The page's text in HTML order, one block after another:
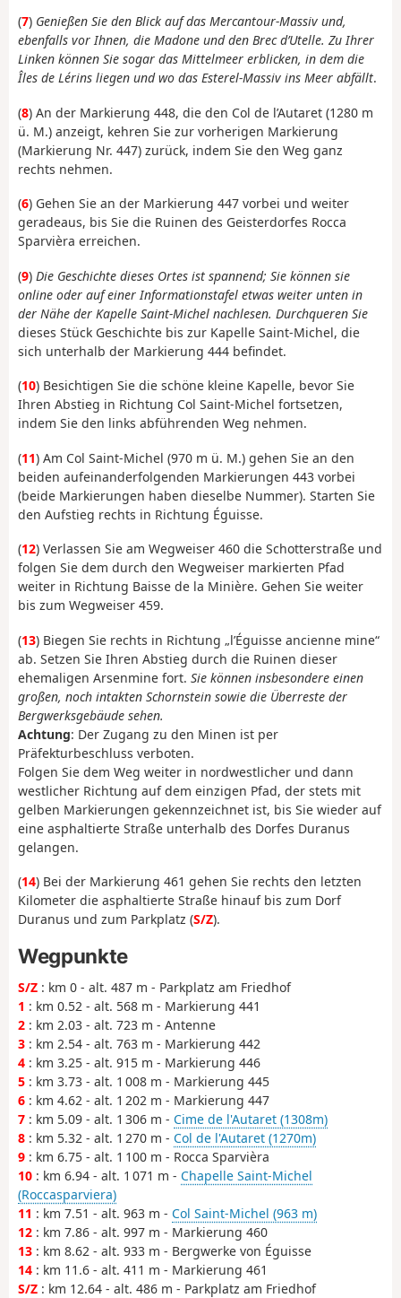
(7) Genießen Sie den Blick auf das Mercantour-Massiv und,
ebenfalls vor Ihnen, die Madone und den Brec d’Utelle. Zu Ihrer
Linken können Sie sogar das Mittelmeer erblicken, in dem die
Îles de Lérins liegen und wo das Esterel-Massiv ins Meer abfällt.
(8) An der Markierung 448, die den Col de l’Autaret (1280 m
ü. M.) anzeigt, kehren Sie zur vorherigen Markierung
(Markierung Nr. 447) zurück, indem Sie den Weg ganz
rechts nehmen.
(6) Gehen Sie an der Markierung 447 vorbei und weiter
geradeaus, bis Sie die Ruinen des Geisterdorfes Rocca
Sparvièra erreichen.
(9) Die Geschichte dieses Ortes ist spannend; Sie können sie
online oder auf einer Informationstafel etwas weiter unten in
der Nähe der Kapelle Saint-Michel nachlesen. Durchqueren Sie
dieses Stück Geschichte bis zur Kapelle Saint-Michel, die
sich unterhalb der Markierung 444 befindet.
(10) Besichtigen Sie die schöne kleine Kapelle, bevor Sie
Ihren Abstieg in Richtung Col Saint-Michel fortsetzen,
indem Sie den links abführenden Weg nehmen.
(11) Am Col Saint-Michel (970 m ü. M.) gehen Sie an den
beiden aufeinanderfolgenden Markierungen 443 vorbei
(beide Markierungen haben dieselbe Nummer). Starten Sie
den Aufstieg rechts in Richtung Éguisse.
(12) Verlassen Sie am Wegweiser 460 die Schotterstraße und
folgen Sie dem durch den Wegweiser markierten Pfad
weiter in Richtung Baisse de la Minière. Gehen Sie weiter
bis zum Wegweiser 459.
(13) Biegen Sie rechts in Richtung „l’Éguisse ancienne mine“
ab. Setzen Sie Ihren Abstieg durch die Ruinen dieser
ehemaligen Arsenmine fort. Sie können insbesondere einen
großen, noch intakten Schornstein sowie die Überreste der
Bergwerksgebäude sehen.
Achtung: Der Zugang zu den Minen ist per
Präfekturbeschluss verboten.
Folgen Sie dem Weg weiter in nordwestlicher und dann
westlicher Richtung auf dem einzigen Pfad, der stets mit
gelben Markierungen gekennzeichnet ist, bis Sie wieder auf
eine asphaltierte Straße unterhalb des Dorfes Duranus
gelangen.
(14) Bei der Markierung 461 gehen Sie rechts den letzten
Kilometer die asphaltierte Straße hinauf bis zum Dorf
Duranus und zum Parkplatz (S/Z).
Wegpunkte
S/Z : km 0 - alt. 487 m - Parkplatz am Friedhof
1 : km 0.52 - alt. 568 m - Markierung 441
2 : km 2.03 - alt. 723 m - Antenne
3 : km 2.54 - alt. 763 m - Markierung 442
4 : km 3.25 - alt. 915 m - Markierung 446
5 : km 3.73 - alt. 1 008 m - Markierung 445
6 : km 4.62 - alt. 1 202 m - Markierung 447
7 : km 5.09 - alt. 1 306 m - Cime de l'Autaret (1308m)
8 : km 5.32 - alt. 1 270 m - Col de l'Autaret (1270m)
9 : km 6.75 - alt. 1 100 m - Rocca Sparvièra
10 : km 6.94 - alt. 1 071 m - Chapelle Saint-Michel
(Roccasparviera)
11 : km 7.51 - alt. 963 m - Col Saint-Michel (963 m)
12 : km 7.86 - alt. 997 m - Markierung 460
13 : km 8.62 - alt. 933 m - Bergwerke von Éguisse
14 : km 11.6 - alt. 411 m - Markierung 461
S/Z : km 12.64 - alt. 486 m - Parkplatz am Friedhof